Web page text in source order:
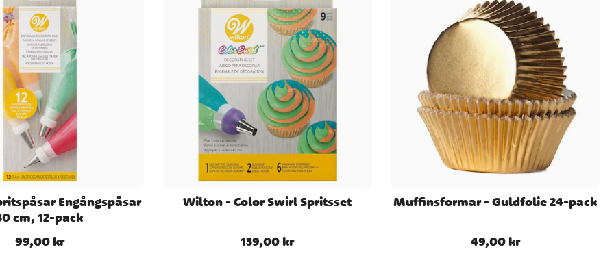
Engångspåsar
cm, 12-pack
Pris:99,00 kr
99,00 kr
Wilton - Color Swirl Spritsset
Pris:139,00 kr
139,00 kr
Muffinsformar - Guldfolie 24-pack
Pris:49,00 kr
49,00 kr